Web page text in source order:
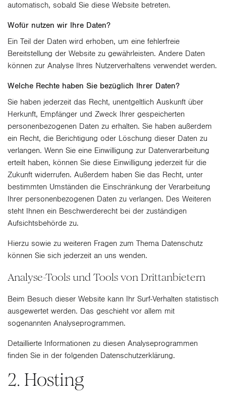
automatisch, sobald Sie diese Website betreten.
Wofür nutzen wir Ihre Daten?
Ein Teil der Daten wird erhoben, um eine fehlerfreie
Bereitstellung der Website zu gewährleisten. Andere Daten
können zur Analyse Ihres Nutzerverhaltens verwendet werden.
Welche Rechte haben Sie bezüglich Ihrer Daten?
Sie haben jederzeit das Recht, unentgeltlich Auskunft über
Herkunft, Empfänger und Zweck Ihrer gespeicherten
personenbezogenen Daten zu erhalten. Sie haben außerdem
ein Recht, die Berichtigung oder Löschung dieser Daten zu
verlangen. Wenn Sie eine Einwilligung zur Datenverarbeitung
erteilt haben, können Sie diese Einwilligung jederzeit für die
Zukunft widerrufen. Außerdem haben Sie das Recht, unter
bestimmten Umständen die Einschränkung der Verarbeitung
Ihrer personenbezogenen Daten zu verlangen. Des Weiteren
steht Ihnen ein Beschwerderecht bei der zuständigen
Aufsichtsbehörde zu.
Hierzu sowie zu weiteren Fragen zum Thema Datenschutz
können Sie sich jederzeit an uns wenden.
Analyse-Tools und Tools von Dritt­anbietern
Beim Besuch dieser Website kann Ihr Surf-Verhalten statistisch
ausgewertet werden. Das geschieht vor allem mit
sogenannten Analyseprogrammen.
Detaillierte Informationen zu diesen Analyseprogrammen
finden Sie in der folgenden Datenschutzerklärung.
2. Hosting